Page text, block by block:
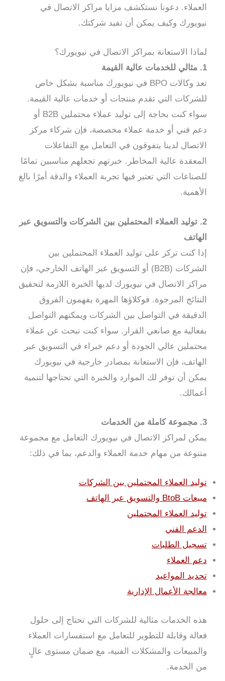
العملاء. دعونا نستكشف مزايا مراكز الاتصال في
نيويورك وكيف يمكن أن تفيد شركتك.
لماذا الاستعانة بمراكز الاتصال في نيويورك؟
1. مثالي للخدمات عالية القيمة
تعد وكالات BPO في نيويورك مناسبة بشكل خاص
للشركات التي تقدم منتجات أو خدمات عالية القيمة.
سواء كنت بحاجة إلى توليد عملاء محتملين B2B أو
دعم فني أو خدمة عملاء مخصصة، فإن شركاء مركز
الاتصال لدينا يتفوقون في التعامل مع التفاعلات
المعقدة عالية المخاطر. خبرتهم تجعلهم مناسبين تمامًا
للصناعات التي تعتبر فيها تجربة العملاء والدقة أمرًا بالغ
الأهمية.
2. توليد العملاء المحتملين بين الشركات والتسويق عبر
الهاتف
إذا كنت تركز على توليد العملاء المحتملين بين
الشركات (B2B) أو التسويق عبر الهاتف الخارجي، فإن
مراكز الاتصال في نيويورك لديها الخبرة اللازمة لتحقيق
النتائج المرجوة. فوكلاؤها المهرة يفهمون الفروق
الدقيقة في التواصل بين الشركات ويمكنهم التواصل
بفعالية مع صانعي القرار. سواء كنت تبحث عن عملاء
محتملين عالي الجودة أو دعم خبراء في التسويق عبر
الهاتف، فإن الاستعانة بمصادر خارجية في نيويورك
يمكن أن توفر لك الموارد والخبرة التي تحتاجها لتنمية
أعمالك.
3. مجموعة كاملة من الخدمات
يمكن لمراكز الاتصال في نيويورك التعامل مع مجموعة
متنوعة من مهام خدمة العملاء والدعم، بما في ذلك:
توليد العملاء المحتملين بين الشركات
مبيعات BtoB والتسويق عبر الهاتف
توليد العملاء المحتملين
الدعم الفني
تسجيل الطلبات
دعم العملاء
تحديد المواعيد
معالجة الأعمال الإدارية
هذه الخدمات مثالية للشركات التي تحتاج إلى حلول
فعالة وقابلة للتطوير للتعامل مع استفسارات العملاء
والمبيعات والمشكلات الفنية، مع ضمان مستوى عالٍ
من الخدمة.